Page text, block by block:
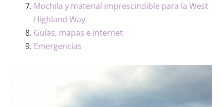
Mochila y material imprescindible para la West
Highland Way
Guías, mapas e internet
Emergencias